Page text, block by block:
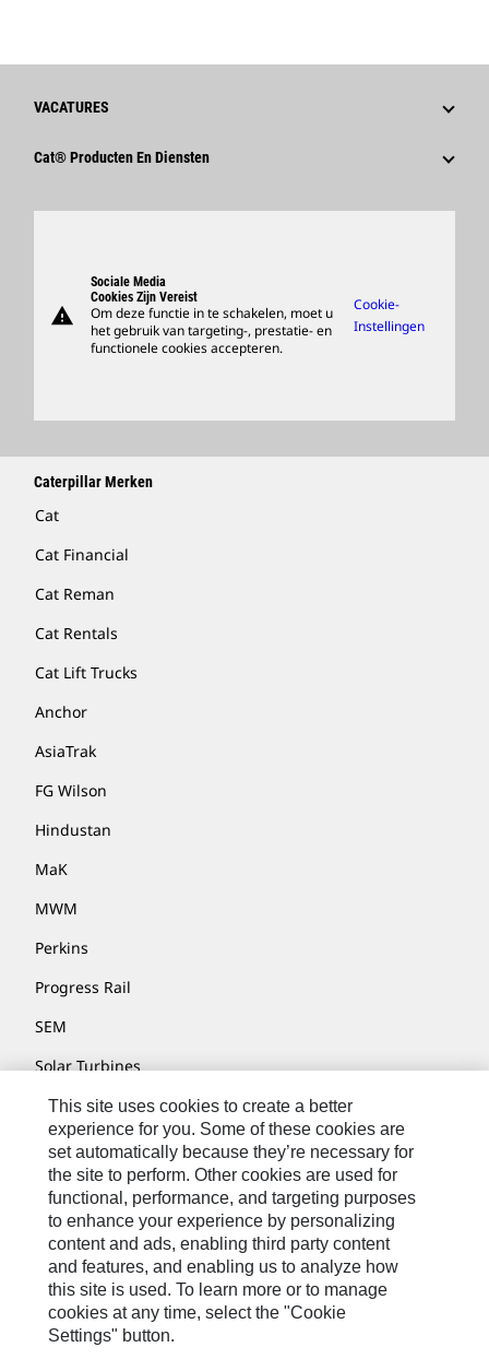
VACATURES
Waarom Caterpillar?
Cat® Producten En Diensten
Ondersteuning
Merchandise Kopen
Dealer Zoeken
warning
Sociale Media
Cookies Zijn Vereist
Om deze functie in te schakelen, moet u
het gebruik van targeting-, prestatie- en
functionele cookies accepteren.
Cookie-
Instellingen
Caterpillar Merken
Cat
Cat Financial
Cat Reman
Cat Rentals
Cat Lift Trucks
Anchor
AsiaTrak
FG Wilson
Hindustan
MaK
MWM
Perkins
Progress Rail
SEM
Solar Turbines
SPM Oil & Gas
Turner Powertrain Systems
Contact
Site Map
Cookie Settings
Legal
This site uses cookies to create a better
experience for you. Some of these cookies are
set automatically because they’re necessary for
the site to perform. Other cookies are used for
functional, performance, and targeting purposes
to enhance your experience by personalizing
content and ads, enabling third party content
and features, and enabling us to analyze how
this site is used. To learn more or to manage
cookies at any time, select the "Cookie
Settings" button.